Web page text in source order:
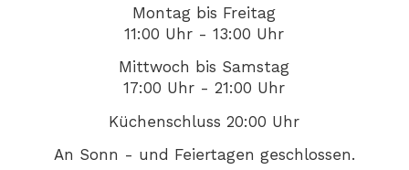
Montag bis Freitag
11:00 Uhr - 13:00 Uhr
Mittwoch bis Samstag
17:00 Uhr - 21:00 Uhr
Küchenschluss 20:00 Uhr
An Sonn - und Feiertagen geschlossen.